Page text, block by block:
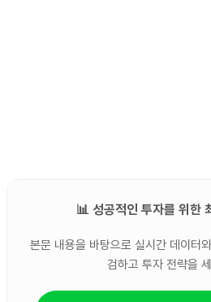
📊 성공적인 투자를 위한
본문 내용을 바탕으로 실시간 데이터
검하고 투자 전략을